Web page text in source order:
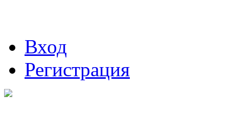
Вход
Регистрация